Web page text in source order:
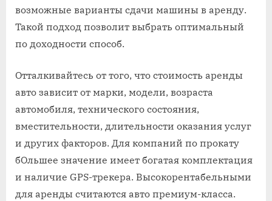
возможные варианты сдачи машины в аренду.
Такой подход позволит выбрать оптимальный
по доходности способ.
Отталкивайтесь от того, что стоимость аренды
авто зависит от марки, модели, возраста
автомобиля, технического состояния,
вместительности, длительности оказания услуг
и других факторов. Для компаний по прокату
бОльшее значение имеет богатая комплектация
и наличие GPS-трекера. Высокорентабельными
для аренды считаются авто премиум-класса.